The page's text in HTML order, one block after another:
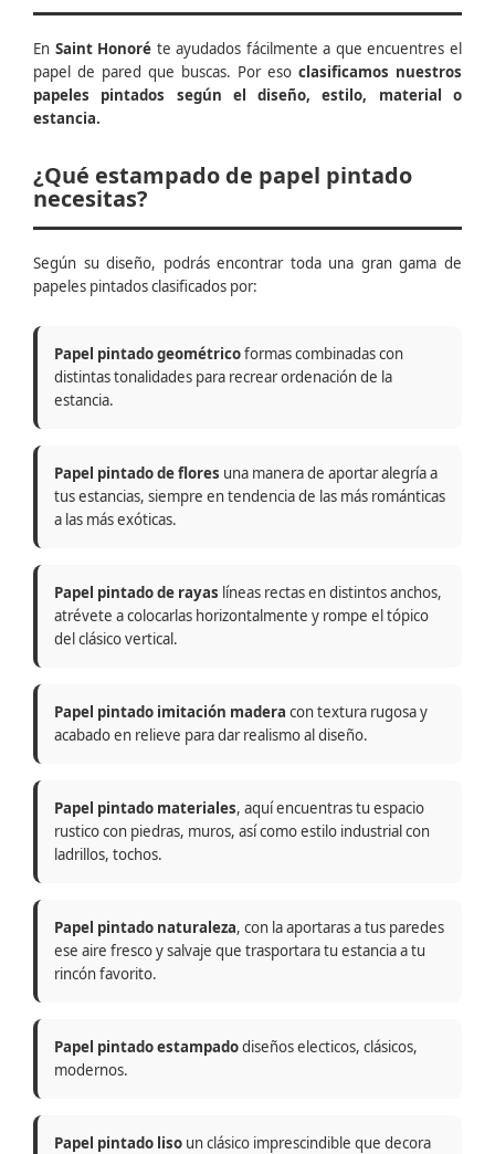
En Saint Honoré te ayudados fácilmente a que encuentres el
papel de pared que buscas. Por eso clasificamos nuestros
papeles pintados según el diseño, estilo, material o
estancia.
¿Qué estampado de papel pintado
necesitas?
Según su diseño, podrás encontrar toda una gran gama de
papeles pintados clasificados por:
Papel pintado geométricoformas combinadas con
distintas tonalidades para recrear ordenación de la
estancia.
Papel pintado de flores una manera de aportar alegría a
tus estancias, siempre en tendencia de las más románticas
a las más exóticas.
Papel pintado de rayas líneas rectas en distintos anchos,
atrévete a colocarlas horizontalmente y rompe el tópico
del clásico vertical.
Papel pintado imitación madera con textura rugosa y
acabado en relieve para dar realismo al diseño.
Papel pintado materiales, aquí encuentras tu espacio
rustico con piedras, muros, así como estilo industrial con
ladrillos, tochos.
Papel pintado naturaleza, con la aportaras a tus paredes
ese aire fresco y salvaje que trasportara tu estancia a tu
rincón favorito.
Papel pintado estampadodiseños electicos, clásicos,
modernos.
Papel pintado liso un clásico imprescindible que decora